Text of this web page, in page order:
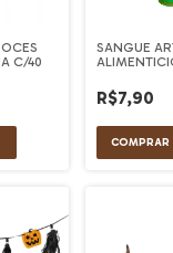
C/40
SANGUE
R$7,90